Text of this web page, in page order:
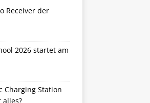
Receiver der
2026 startet am
Charging Station
alles?